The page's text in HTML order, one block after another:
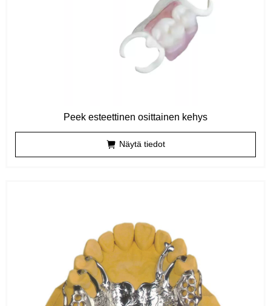
Peek esteettinen osittainen kehys
Näytä tiedot